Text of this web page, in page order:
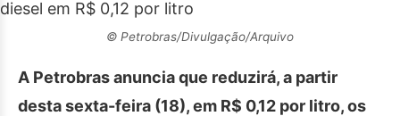
© Petrobras/Divulgação/Arquivo
A Petrobras anuncia que reduzirá, a partir
desta sexta-feira (18), em R$ 0,12 por litro, os